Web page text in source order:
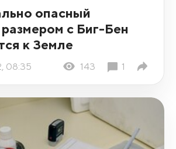
опасный
с Биг-Бен
к Земле
08:35 143 1